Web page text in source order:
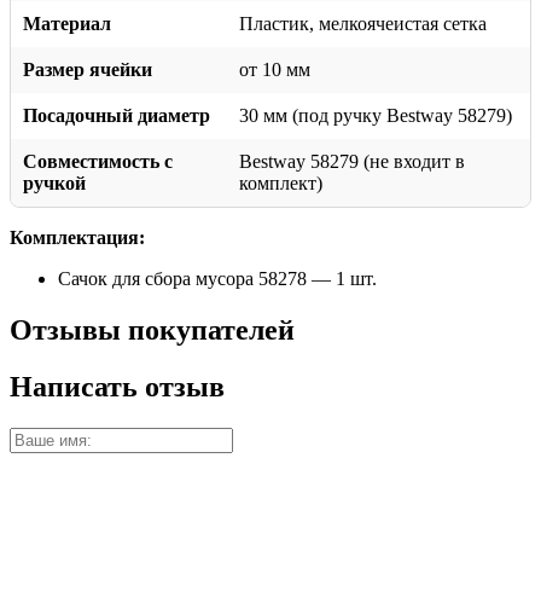
Материал Пластик, мелкоячеистая сетка
Размер ячейки от 10 мм
Посадочный диаметр 30 мм (под ручку Bestway 58279)
Совместимость с
ручкой
Bestway 58279 (не входит в
комплект)
Комплектация:
Сачок для сбора мусора 58278 — 1 шт.
Отзывы покупателей
Написать отзыв